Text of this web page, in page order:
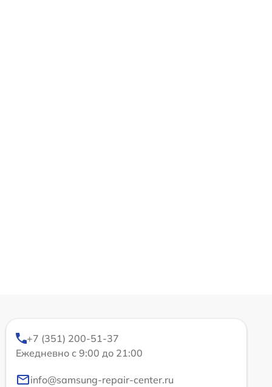
+7 (351) 200-51-37
Ежедневно с 9:00 до 21:00
info@samsung-repair-center.ru